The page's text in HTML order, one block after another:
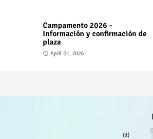
Campamento 2026 -
Información y confirmación de
plaza
April 01, 2026
(1)